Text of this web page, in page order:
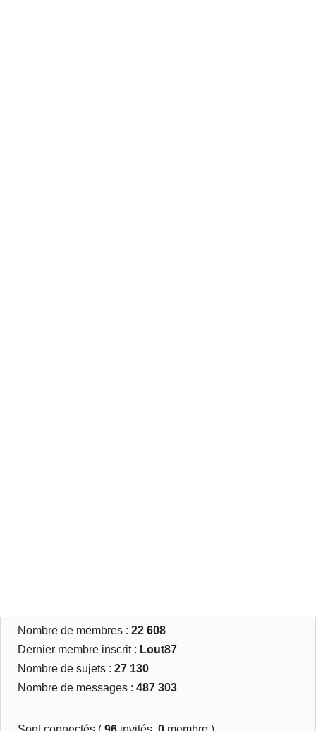
Nombre de membres :22 608
Dernier membre inscrit : Lout87
Nombre de sujets :27 130
Nombre de messages :487 303